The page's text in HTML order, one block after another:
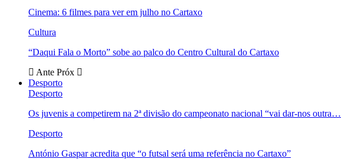
Cinema: 6 filmes para ver em julho no Cartaxo
Cultura
“Daqui Fala o Morto” sobe ao palco do Centro Cultural do Cartaxo
Ante Próx
Desporto
Desporto
Os juvenis a competirem na 2ª divisão do campeonato nacional “vai dar-nos outra…
Desporto
António Gaspar acredita que “o futsal será uma referência no Cartaxo”